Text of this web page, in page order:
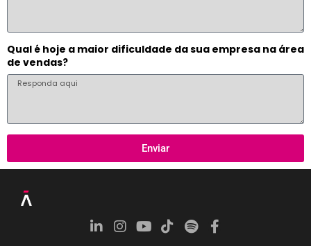
Qual é hoje a maior dificuldade da sua empresa na área
de vendas?
Enviar